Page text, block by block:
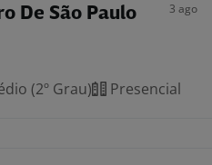
De São Paulo 3 ago
(2º Grau) Presencial